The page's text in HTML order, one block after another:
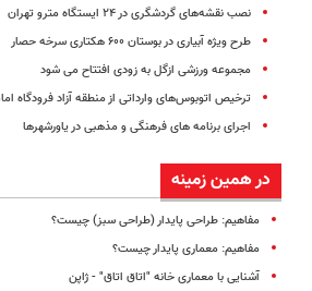
نصب نقشه‌های گردشگری در ۲۴ ایستگاه مترو تهران
طرح ویژه آبیاری در بوستان ۶۰۰ هکتاری سرخه حصار
مجموعه ورزشی ازگل به زودی افتتاح می شود
ترخیص اتوبوس‌های وارداتی از منطقه آزاد فرودگاه
اجرای برنامه های فرهنگی و مذهبی در یاورشهرها
در همین زمینه
مفاهیم: طراحی پایدار (طراحی سبز) چیست؟
مفاهیم: معماری پایدار چیست؟
آشنایی با معماری خانه "اتاق اتاق" - ژاپن